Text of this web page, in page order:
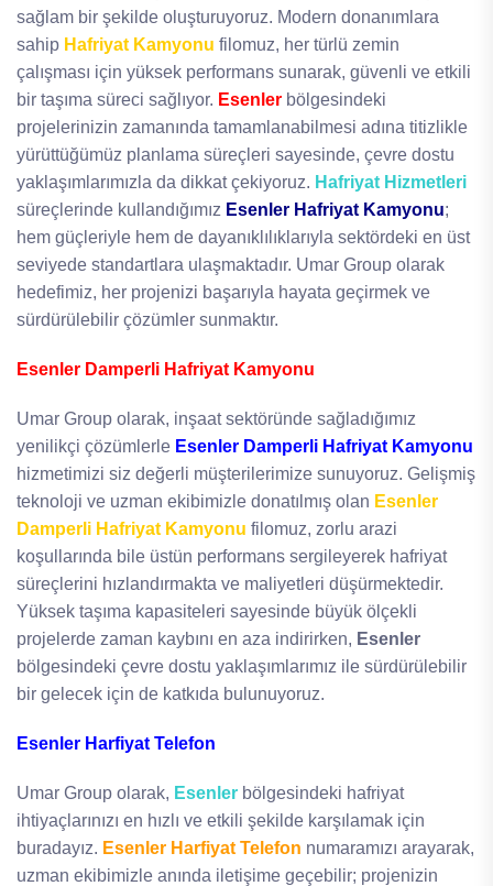
sağlam bir şekilde oluşturuyoruz. Modern donanımlara
sahip Hafriyat Kamyonu filomuz, her türlü zemin
çalışması için yüksek performans sunarak, güvenli ve etkili
bir taşıma süreci sağlıyor. Esenler bölgesindeki
projelerinizin zamanında tamamlanabilmesi adına titizlikle
yürüttüğümüz planlama süreçleri sayesinde, çevre dostu
yaklaşımlarımızla da dikkat çekiyoruz. Hafriyat Hizmetleri
süreçlerinde kullandığımız Esenler Hafriyat Kamyonu;
hem güçleriyle hem de dayanıklılıklarıyla sektördeki en üst
seviyede standartlara ulaşmaktadır. Umar Group olarak
hedefimiz, her projenizi başarıyla hayata geçirmek ve
sürdürülebilir çözümler sunmaktır.
Esenler Damperli Hafriyat Kamyonu
Umar Group olarak, inşaat sektöründe sağladığımız
yenilikçi çözümlerle Esenler Damperli Hafriyat Kamyonu
hizmetimizi siz değerli müşterilerimize sunuyoruz. Gelişmiş
teknoloji ve uzman ekibimizle donatılmış olan Esenler
Damperli Hafriyat Kamyonu filomuz, zorlu arazi
koşullarında bile üstün performans sergileyerek hafriyat
süreçlerini hızlandırmakta ve maliyetleri düşürmektedir.
Yüksek taşıma kapasiteleri sayesinde büyük ölçekli
projelerde zaman kaybını en aza indirirken, Esenler
bölgesindeki çevre dostu yaklaşımlarımız ile sürdürülebilir
bir gelecek için de katkıda bulunuyoruz.
Esenler Harfiyat Telefon
Umar Group olarak, Esenler bölgesindeki hafriyat
ihtiyaçlarınızı en hızlı ve etkili şekilde karşılamak için
buradayız. Esenler Harfiyat Telefon numaramızı arayarak,
uzman ekibimizle anında iletişime geçebilir; projenizin